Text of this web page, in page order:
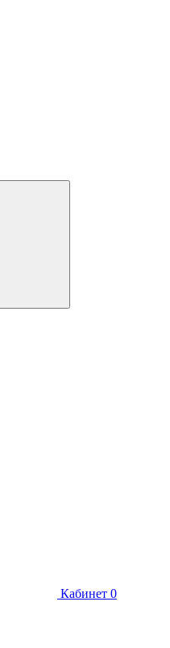
Кабинет 0